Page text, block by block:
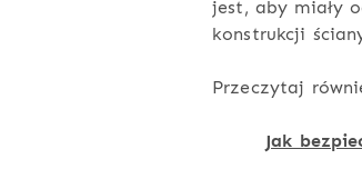
jest, aby miały
konstrukcji
Przeczytaj
Jak